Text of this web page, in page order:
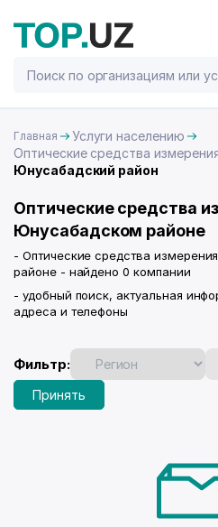
Главная
Услуги населению
Оптические средства
Юнусабадский район
Оптические средства
Юнусабадском районе
- Оптические средства
районе - найдено 0 компании
- удобный поиск, актуальная
адреса и телефоны
Фильтр:
Принять